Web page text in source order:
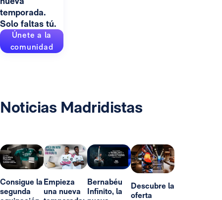
temporada.
Solo faltas tú.
Únete a la
comunidad
Noticias Madridistas
Consigue la
segunda
Empieza
una nueva
Bernabéu
Infinito, la
Descubre la
oferta